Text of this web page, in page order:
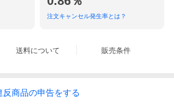
注文キャンセル発生率とは？
送料について 販売条件
反商品の申告をする